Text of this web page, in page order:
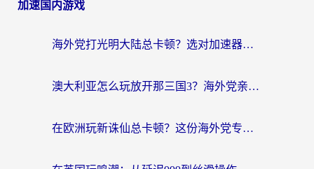
加速国内游戏
海外党打光明大陆总卡顿？选对加速器才是关键！（附亲测好用的推荐）
澳大利亚怎么玩放开那三国3？海外党亲测有效的国服游戏加速指南
在欧洲玩新诛仙总卡顿？这份海外党专属加速器指南帮你解决延迟难题